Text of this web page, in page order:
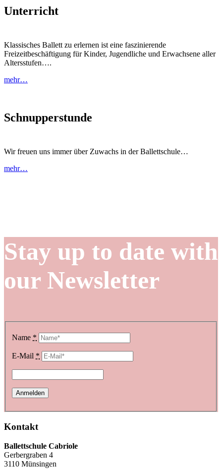
Unterricht
Klassisches Ballett zu erlernen ist eine faszinierende
Freizeitbeschäftigung für Kinder, Jugendliche und Erwachsene aller
Altersstufen….
mehr…
Schnupperstunde
Wir freuen uns immer über Zuwachs in der Ballettschule…
mehr…
Stay up to date with
our Newsletter
Name *
E-Mail *
Kontakt
Ballettschule Cabriole
Gerbergraben 4
3110 Münsingen